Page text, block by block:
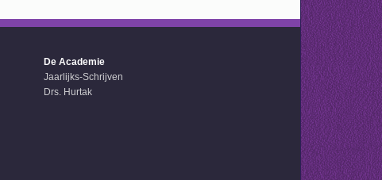
De Academie
Jaarlijks-Schrijven
Drs. Hurtak